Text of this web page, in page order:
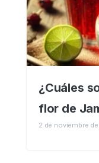
¿Cuáles
flor de
2 de noviembre